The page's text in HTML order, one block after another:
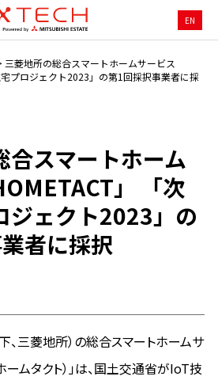
EN
三菱地所の総合スマートホームサービス
宅プロジェクト2023」の第1回採択事業者に採
合スマートホーム
」 「次
ジェクト2023」の
者に採択
、三菱地所）の総合スマートホームサ
ームタクト）」は、国土交通省がIoT技